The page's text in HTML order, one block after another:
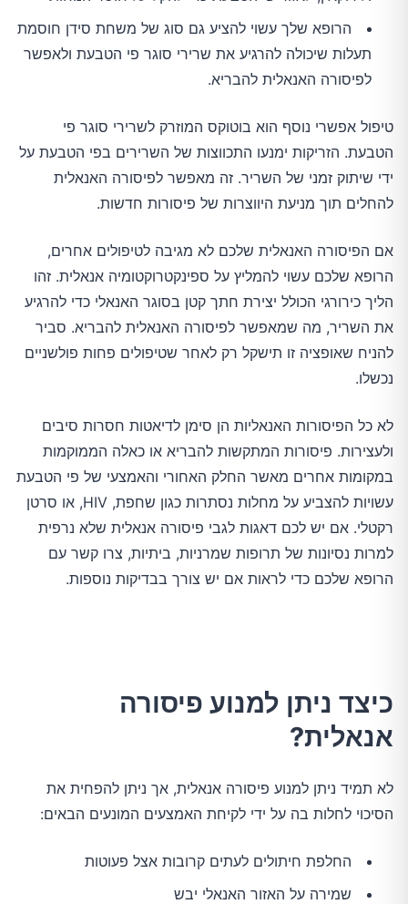
הרופא שלך עשוי להציע גם סוג של משחת סידן חוסמת
תעלות שיכולה להרגיע את שרירי סוגר פי הטבעת ולאפשר
לפיסורה האנאלית להבריא.
טיפול אפשרי נוסף הוא בוטוקס המוזרק לשרירי סוגר פי
הטבעת. הזריקות ימנעו התכווצות של השרירים בפי הטבעת על
ידי שיתוק זמני של השריר. זה מאפשר לפיסורה האנאלית
להחלים תוך מניעת היווצרות של פיסורות חדשות.
אם הפיסורה האנאלית שלכם לא מגיבה לטיפולים אחרים,
הרופא שלכם עשוי להמליץ על ספינקטרוקטומיה אנאלית. זהו
הליך כירורגי הכולל יצירת חתך קטן בסוגר האנאלי כדי להרגיע
את השריר, מה שמאפשר לפיסורה האנאלית להבריא. סביר
להניח שאופציה זו תישקל רק לאחר שטיפולים פחות פולשניים
נכשלו.
לא כל הפיסורות האנאליות הן סימן לדיאטות חסרות סיבים
ולעצירות. פיסורות המתקשות להבריא או כאלה הממוקמות
במקומות אחרים מאשר החלק האחורי והאמצעי של פי הטבעת
עשויות להצביע על מחלות נסתרות כגון שחפת, HIV, או סרטן
רקטלי. אם יש לכם דאגות לגבי פיסורה אנאלית שלא נרפית
למרות נסיונות של תרופות שמרניות, ביתיות, צרו קשר עם
הרופא שלכם כדי לראות אם יש צורך בבדיקות נוספות.
כיצד ניתן למנוע פיסורה
אנאלית?
לא תמיד ניתן למנוע פיסורה אנאלית, אך ניתן להפחית את
הסיכוי לחלות בה על ידי לקיחת האמצעים המונעים הבאים:
החלפת חיתולים לעתים קרובות אצל פעוטות
שמירה על האזור האנאלי יבש